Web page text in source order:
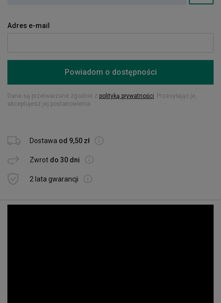
Adres e-mail
Powiadom o dostępności
Dane są przetwarzane zgodnie z polityką prywatności. Przesyłając je,
akceptujesz jej postanowienia.
Dostawa od 9,50 zł
Zwrot do 30 dni
2 lata gwarancji